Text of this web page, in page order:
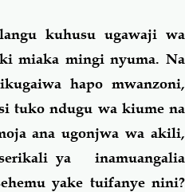
Kauli Za Salaf
Raqaaiq
Maswali-Majibu
Vitabu
kuhusu ugawaji wa
miaka mingi nyuma. Na
hapo mwanzoni,
tuko ndugu wa kiume na
ana ugonjwa wa akili,
ya
inamuangalia
yake tuifanye nini?